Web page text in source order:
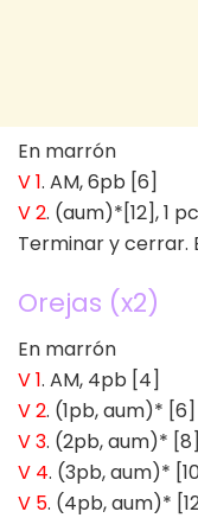
En marrón
V 1. AM, 6pb [6]
V 2. (aum)*[12], 1 pc
Terminar y cerrar.
Orejas (x2)
En marrón
V 1. AM, 4pb [4]
V 2. (1pb, aum)* [6]
V 3. (2pb, aum)* [8]
V 4. (3pb, aum)*
V 5. (4pb, aum)*